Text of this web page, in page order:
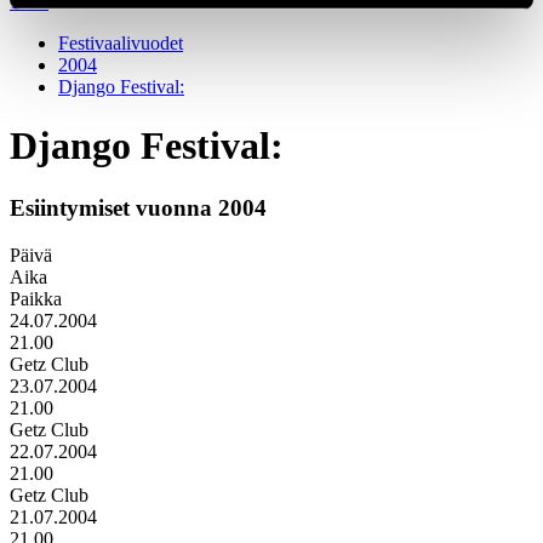
Festivaalivuodet
2004
Django Festival:
Django Festival:
Esiintymiset vuonna 2004
Päivä
Aika
Paikka
24.07.2004
21.00
Getz Club
23.07.2004
21.00
Getz Club
22.07.2004
21.00
Getz Club
21.07.2004
21.00